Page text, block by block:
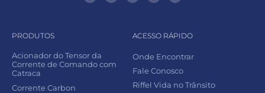
PRODUTOS
Acionador do Tensor da
Corrente de Comando com
Catraca
Corrente Carbon
ACESSO RÁPIDO
Onde Encontrar
Fale Conosco
Riffel Vida no Trânsito